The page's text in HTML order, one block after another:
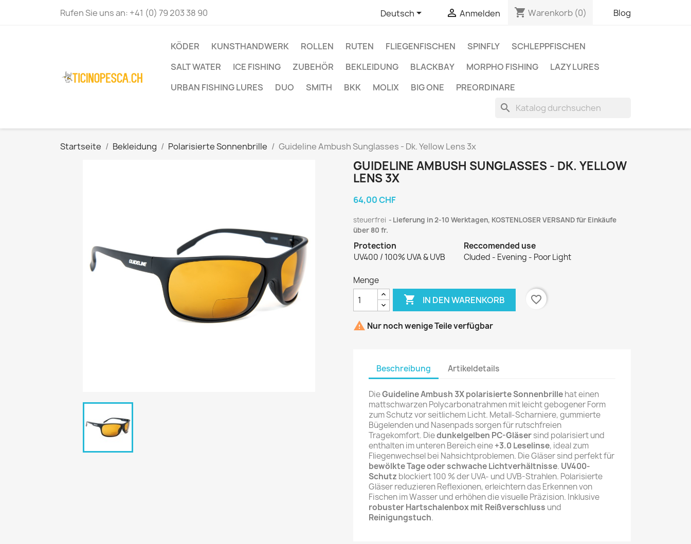
Rufen Sie uns an: +41 (0) 79 203 38 90 Deutsch  Anmelden shopping_cart Warenkorb (0) Blog
KÖDER KUNSTHANDWERK ROLLEN RUTEN FLIEGENFISCHEN SPINFLY
SCHLEPPFISCHEN
SALT WATER
ICE FISHING ZUBEHÖR BEKLEIDUNG BLACKBAY MORPHO FISHING
LAZY LURES
URBAN FISHING LURES
DUO SMITH BKK MOLIX BIG ONE PREORDINARE
search
Startseite Bekleidung Polarisierte Sonnenbrille Guideline Ambush Sunglasses - Dk. Yellow Lens 3x
GUIDELINE AMBUSH SUNGLASSES - DK. YELLOW
LENS 3X
64,00 CHF
steuerfrei
Lieferung in 2-10 Werktagen, KOSTENLOSER VERSAND für Einkäufe
über 80 fr.
Protection
Reccomended use
UV400 / 100% UVA & UVB
Cluded - Evening - Poor Light
Menge
 IN DEN WARENKORB favorite_border
 Nur noch wenige Teile verfügbar
Beschreibung Artikeldetails
DieGuideline Ambush 3X polarisierte Sonnenbrillehat einen
mattschwarzen Polycarbonatrahmen mit leicht gebogener Form
zum Schutz vor seitlichem Licht. Metall-Scharniere, gummierte
Bügelenden und Nasenpads sorgen für rutschfreien
Tragekomfort. Diedunkelgelben PC-Gläsersind polarisiert und
enthalten im unteren Bereich eine+3.0 Leselinse, ideal zum
Fliegenwechsel bei Nahsichtproblemen. Die Gläser sind perfekt für
bewölkte Tage oder schwache Lichtverhältnisse. UV400-
Schutz blockiert 100 % der UVA- und UVB-Strahlen. Polarisierte
Gläser reduzieren Reflexionen, erleichtern das Erkennen von
Fischen im Wasser und erhöhen die visuelle Präzision. Inklusive
robuster Hartschalenbox mit Reißverschluss und
Reinigungstuch.